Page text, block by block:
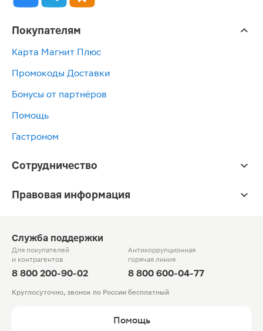
Покупателям
Карта Магнит Плюс
Промокоды Доставки
Бонусы от партнёров
Помощь
Гастроном
Сотрудничество
Правовая информация
Служба поддержки
Для покупателей
и контрагентов
8 800 200-90-02
Антикоррупционная
горячая линия
8 800 600-04-77
Круглосуточно, звонок по России бесплатный
Помощь